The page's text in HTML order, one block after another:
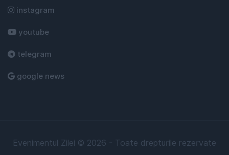
instagram
youtube
telegram
google news
Evenimentul Zilei © 2026 - Toate drepturile rezervate